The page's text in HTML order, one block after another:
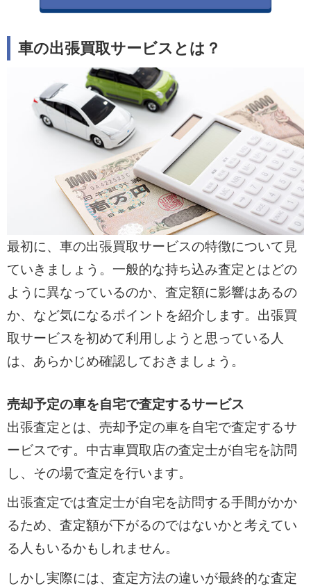
車の出張買取サービスとは？
最初に、車の出張買取サービスの特徴について見
ていきましょう。一般的な持ち込み査定とはどの
ように異なっているのか、査定額に影響はあるの
か、など気になるポイントを紹介します。出張買
取サービスを初めて利用しようと思っている人
は、あらかじめ確認しておきましょう。
売却予定の車を自宅で査定するサービス
出張査定とは、売却予定の車を自宅で査定するサ
ービスです。中古車買取店の査定士が自宅を訪問
し、その場で査定を行います。
出張査定では査定士が自宅を訪問する手間がかか
るため、査定額が下がるのではないかと考えてい
る人もいるかもしれません。
しかし実際には、査定方法の違いが最終的な査定